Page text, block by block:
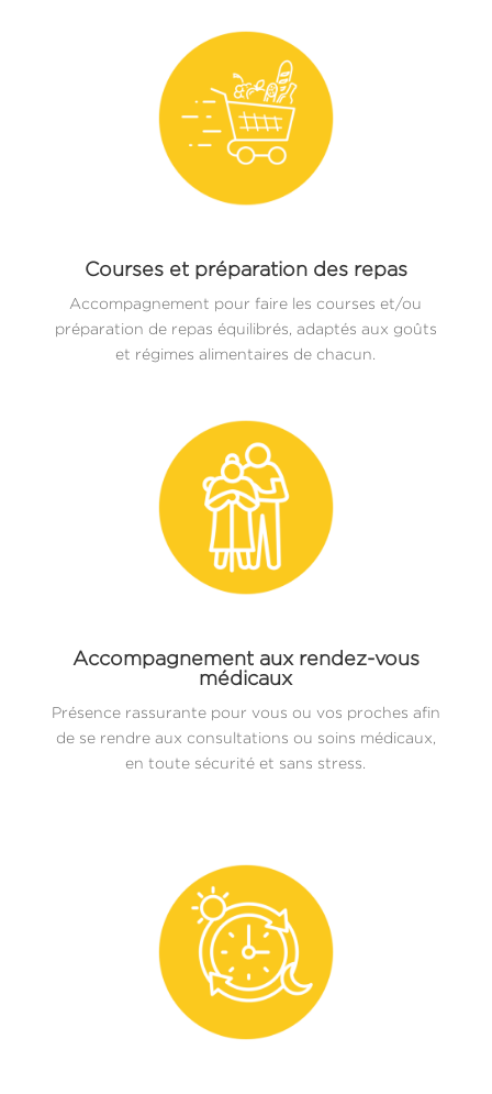
Courses et préparation des repas
Accompagnement pour faire les courses et/ou
préparation de repas équilibrés, adaptés aux goûts
et régimes alimentaires de chacun.
Accompagnement aux rendez-vous
médicaux
Présence rassurante pour vous ou vos proches afin
de se rendre aux consultations ou soins médicaux,
en toute sécurité et sans stress.